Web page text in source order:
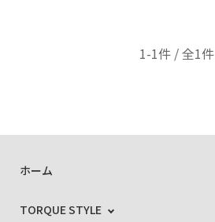
1-1件 / 全1件
ホーム
TORQUE STYLE